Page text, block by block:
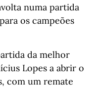
numa partida
os campeões
da melhor
Lopes a abrir o
com um remate